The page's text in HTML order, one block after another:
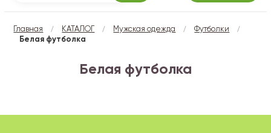
Главная / КАТАЛОГ / Мужская одежда / Футболки /
Белая футболка
Белая футболка